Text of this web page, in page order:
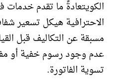
الكويتعادةً ما تقدم خدمات
الاحترافية هيكل تسعير
مسبقة عن التكاليف قبل
عدم وجود رسوم خفية أو
تسوية الفاتورة.